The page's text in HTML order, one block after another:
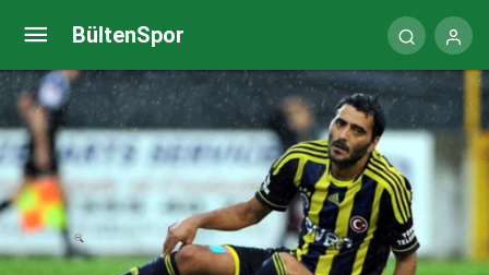
BültenSpor
Bir dönem Süper Lig’i sallıyordu! Son halini
görenler…